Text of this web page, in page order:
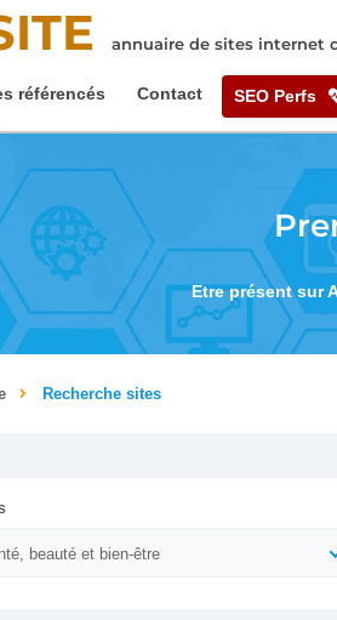
annuaire de sites internet
référencés Contact SEO Perfs
Etre présent sur
Recherche sites
beauté et bien-être